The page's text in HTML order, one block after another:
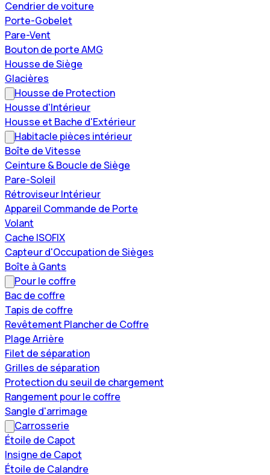
Cendrier de voiture
Porte-Gobelet
Pare-Vent
Bouton de porte AMG
Housse de Siège
Glacières
Housse de Protection
Housse d'Intérieur
Housse et Bache d'Extérieur
Habitacle pièces intérieur
Boîte de Vitesse
Ceinture & Boucle de Siège
Pare-Soleil
Rétroviseur Intérieur
Appareil Commande de Porte
Volant
Cache ISOFIX
Capteur d'Occupation de Sièges
Boîte à Gants
Pour le coffre
Bac de coffre
Tapis de coffre
Revêtement Plancher de Coffre
Plage Arrière
Filet de séparation
Grilles de séparation
Protection du seuil de chargement
Rangement pour le coffre
Sangle d'arrimage
Carrosserie
Étoile de Capot
Insigne de Capot
Étoile de Calandre